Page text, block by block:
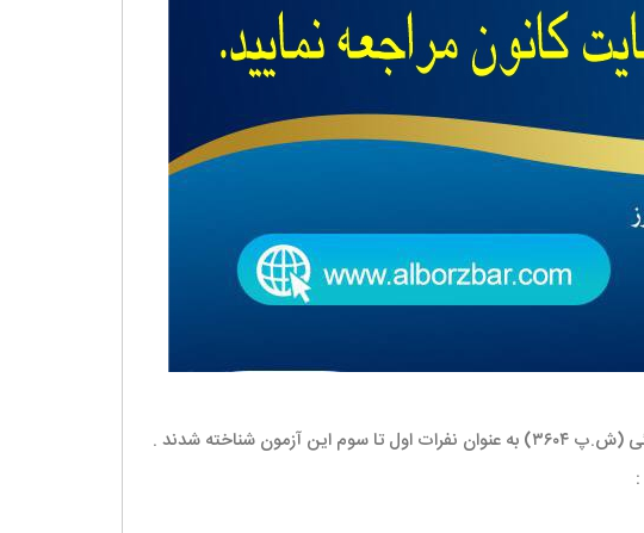
، سرکار خانم فاطمه محمدی (ش.پ ۳۵۴۵) و جناب آقای احسان علی بابائی (ش.پ ۳۶۰۴) به عنوان نفرات اول تا سوم این آزمون شناخته شدند .
: